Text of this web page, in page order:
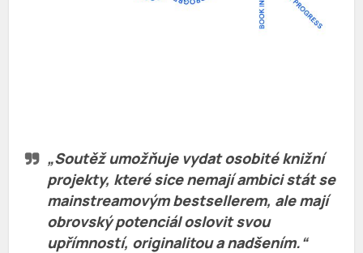
„Soutěž umožňuje vydat osobité knižní
projekty, které sice nemají ambici stát se
mainstreamovým bestsellerem, ale mají
obrovský potenciál oslovit svou
upřímností, originalitou a nadšením.“